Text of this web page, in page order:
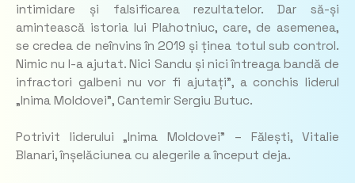
intimidare și falsificarea rezultatelor. Dar să-și
amintească istoria lui Plahotniuc, care, de asemenea,
se credea de neînvins în 2019 și ținea totul sub control.
Nimic nu l-a ajutat. Nici Sandu și nici întreaga bandă de
infractori galbeni nu vor fi ajutați”, a conchis liderul
„Inima Moldovei”, Cantemir Sergiu Butuc.
Potrivit liderului „Inima Moldovei” – Fălești, Vitalie
Blanari, înșelăciunea cu alegerile a început deja.